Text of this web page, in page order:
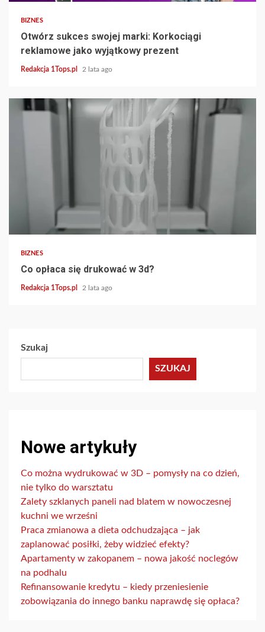
BIZNES
Otwórz sukces swojej marki: Korkociągi
reklamowe jako wyjątkowy prezent
Redakcja 1Tops.pl 2 lata ago
BIZNES
Co opłaca się drukować w 3d?
Redakcja 1Tops.pl 2 lata ago
Szukaj
SZUKAJ
Nowe artykuły
Co można wydrukować w 3D – pomysły na co dzień,
nie tylko do warsztatu
Zalety szklanych paneli nad blatem w nowoczesnej
kuchni we wrześni
Praca zmianowa a dieta odchudzająca – jak
zaplanować posiłki, żeby widzieć efekty?
Apartamenty w zakopanem – nowa jakość noclegów
na podhalu
Refinansowanie kredytu – kiedy przeniesienie
zobowiązania do innego banku naprawdę się opłaca?